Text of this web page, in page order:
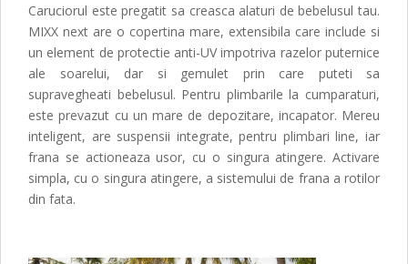
Caruciorul este pregatit sa creasca alaturi de bebelusul tau.
MIXX next are o copertina mare, extensibila care include si
un element de protectie anti-UV impotriva razelor puternice
ale soarelui, dar si gemulet prin care puteti sa
supravegheati bebelusul. Pentru plimbarile la cumparaturi,
este prevazut cu un mare de depozitare, incapator. Mereu
inteligent, are suspensii integrate, pentru plimbari line, iar
frana se actioneaza usor, cu o singura atingere. Activare
simpla, cu o singura atingere, a sistemului de frana a rotilor
din fata.